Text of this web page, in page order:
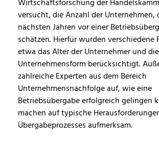
Wirtschaftsforschung der
versucht, die Anzahl der Unternehmen,
nächsten Jahren vor einer
schätzen. Hierfür wurden verschiedene
etwa das Alter der Unternehmer und die
Unternehmensform berücksichtigt.
zahlreiche Experten aus dem Bereich
Unternehmensnachfolge auf, wie eine
Betriebsübergabe erfolgreich gelingen
machen auf typische
Übergabeprozesses aufmerksam.